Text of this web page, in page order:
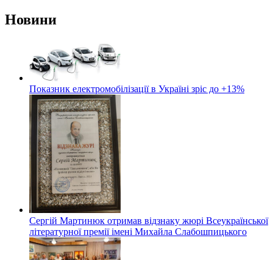
Новини
Показник електромобілізації в Україні зріс до +13%
Сергій Мартинюк отримав відзнаку жюрі Всеукраїнської
літературної премії імені Михайла Слабошпицького